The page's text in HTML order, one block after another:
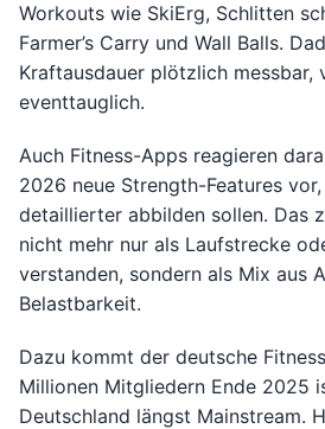
Workouts wie SkiErg, Schlitten
Farmer’s Carry und Wall Balls.
Kraftausdauer plötzlich messbar,
eventtauglich.
Auch Fitness-Apps reagieren
2026 neue Strength-Features
detaillierter abbilden sollen. Das
nicht mehr nur als Laufstrecke
verstanden, sondern als Mix aus
Belastbarkeit.
Dazu kommt der deutsche
Millionen Mitgliedern Ende 2025
Deutschland längst Mainstream.